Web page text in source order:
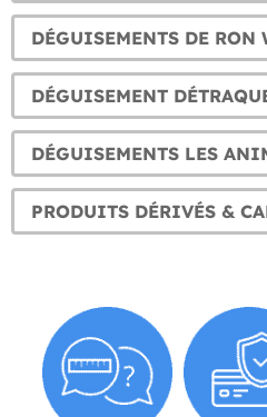
DÉGUISEMENTS DE RON
DÉGUISEMENT
DÉGUISEMENTS LES